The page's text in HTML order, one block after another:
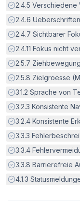
Erfüllt:
2.4.5 Verschiedene
Erfüllt:
2.4.6
Erfüllt:
2.4.7 Sichtbarer
Erfüllt:
2.4.11 Fokus nicht
Erfüllt:
2.5.7
Erfüllt:
2.5.8 Zielgroesse
Erfüllt:
3.1.2 Sprache von
Erfüllt:
3.2.3 Konsistente
Erfüllt:
3.2.4 Konsistente
Erfüllt:
3.3.3
Erfüllt:
3.3.4
Erfüllt:
3.3.8 Barrierefreie
Erfüllt:
4.1.3